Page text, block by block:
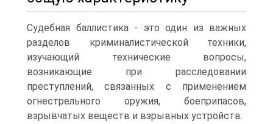
Судебная баллистика - это один из важных
разделов криминалистической техники,
изучающий технические вопросы,
возникающие при расследовании
преступлений, связанных с применением
огнестрельного оружия, боеприпасов,
взрывчатых веществ и взрывных устройств.